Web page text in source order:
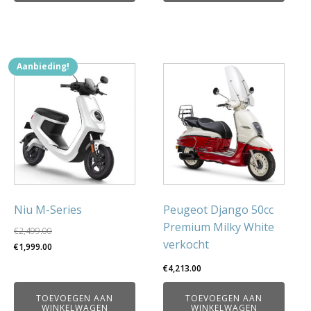
Aanbieding!
Niu M-Series
€2,499.00
Oorspronkelijke
was:
€2,499.00.
€1,999.00
is:
€1,999.00.
TOEVOEGEN AAN
WINKELWAGEN
Peugeot Django 50cc
Premium Milky White
verkocht
€4,213.00
TOEVOEGEN AAN
WINKELWAGEN